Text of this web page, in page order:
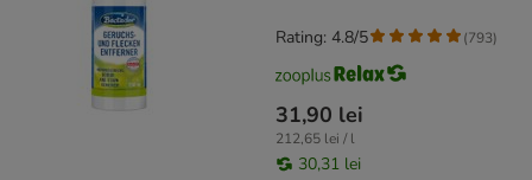
31,90 lei
212,65 lei / l
30,31 lei
Rating: 4.8/5 (793)